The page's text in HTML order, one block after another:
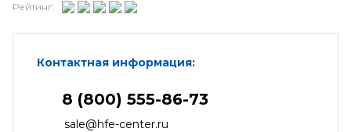
Рейтинг:
Контактная информация:
8 (800) 555-86-73
sale@hfe-center.ru